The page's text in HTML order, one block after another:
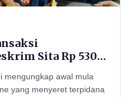
Sita Rp 530
mengungkap awal mula
yang menyeret terpidana